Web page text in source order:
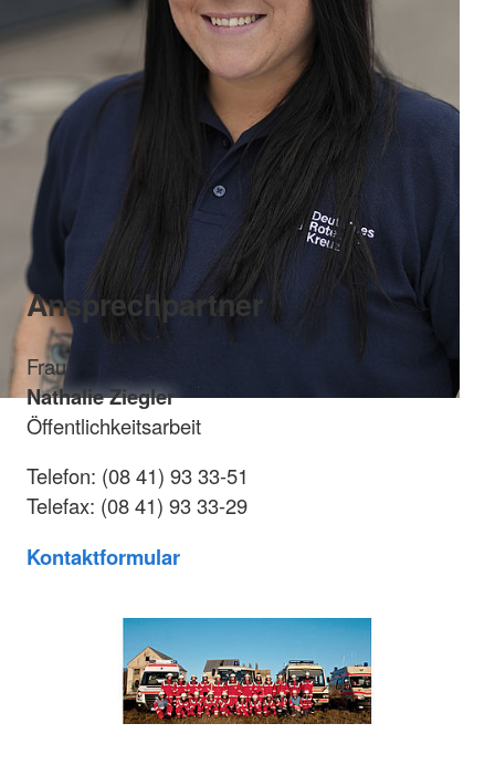
Ansprechpartner
Frau
Nathalie Ziegler
Öffentlichkeitsarbeit
Telefon: (08 41) 93 33-51
Telefax: (08 41) 93 33-29
Kontaktformular